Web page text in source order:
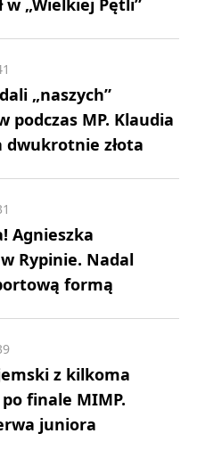
w „Wielkiej Pętli”
„naszych”
podczas MP. Klaudia
dwukrotnie złota
Agnieszka
Rypinie. Nadal
formą
z kilkoma
finale MIMP.
juniora